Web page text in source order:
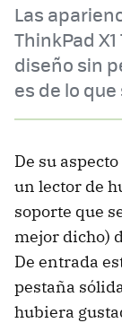
Las
ThinkPad
diseño sin
es de lo
De su
un lector de
soporte que
mejor dicho)
De entrada
pestaña
hubiera